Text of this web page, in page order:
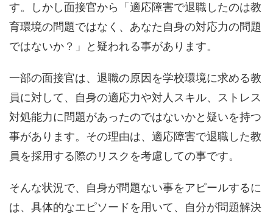
す。しかし面接官から「適応障害で退職したのは教
育環境の問題ではなく、あなた自身の対応力の問題
ではないか？」と疑われる事があります。
一部の面接官は、退職の原因を学校環境に求める教
員に対して、自身の適応力や対人スキル、ストレス
対処能力に問題があったのではないかと疑いを持つ
事があります。その理由は、適応障害で退職した教
員を採用する際のリスクを考慮しての事です。
そんな状況で、自身が問題ない事をアピールするに
は、具体的なエピソードを用いて、自分が問題解決